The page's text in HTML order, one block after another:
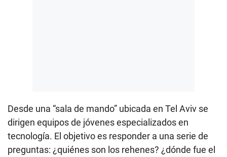
Desde una “sala de mando” ubicada en Tel Aviv se
dirigen equipos de jóvenes especializados en
tecnología. El objetivo es responder a una serie de
preguntas: ¿quiénes son los rehenes? ¿dónde fue el